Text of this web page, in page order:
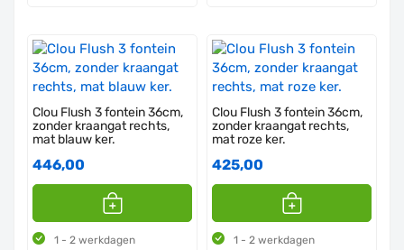
Clou Flush 3 fontein 36cm,
zonder kraangat rechts,
mat blauw ker.
446,00
1 - 2 werkdagen
Clou Flush 3 fontein 36cm,
zonder kraangat rechts,
mat roze ker.
425,00
1 - 2 werkdagen